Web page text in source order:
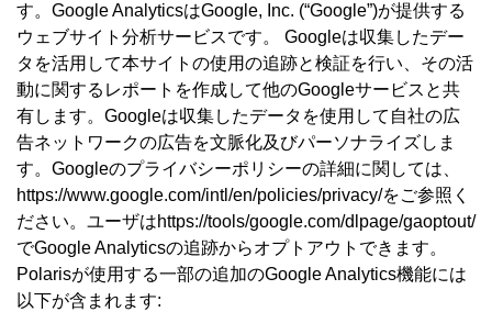
す。Google AnalyticsはGoogle, Inc. (“Google”)が提供する
ウェブサイト分析サービスです。 Googleは収集したデー
タを活用して本サイトの使用の追跡と検証を行い、その活
動に関するレポートを作成して他のGoogleサービスと共
有します。Googleは収集したデータを使用して自社の広
告ネットワークの広告を文脈化及びパーソナライズしま
す。Googleのプライバシーポリシーの詳細に関しては、
https://www.google.com/intl/en/policies/privacy/をご参照く
ださい。ユーザはhttps://tools/google.com/dlpage/gaoptout/
でGoogle Analyticsの追跡からオプトアウトできます。
Polarisが使用する一部の追加のGoogle Analytics機能には
以下が含まれます: